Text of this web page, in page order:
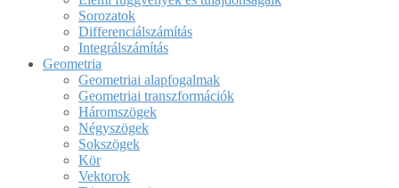
Sorozatok
Differenciálszámítás
Integrálszámítás
Geometria
Geometriai alapfogalmak
Geometriai transzformációk
Háromszögek
Négyszögek
Sokszögek
Kör
Vektorok